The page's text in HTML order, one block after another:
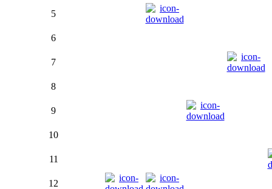
5
6
7
8
9
10
11
12